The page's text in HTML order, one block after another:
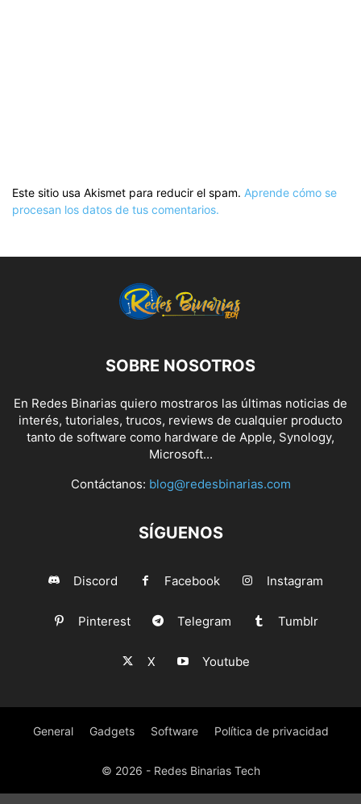
Este sitio usa Akismet para reducir el spam. Aprende cómo se
procesan los datos de tus comentarios.
SOBRE NOSOTROS
En Redes Binarias quiero mostraros las últimas noticias de
interés, tutoriales, trucos, reviews de cualquier producto
tanto de software como hardware de Apple, Synology,
Microsoft...
Contáctanos: blog@redesbinarias.com
SÍGUENOS
Discord Facebook Instagram
Pinterest Telegram Tumblr
X Youtube
General Gadgets Software Política de privacidad
© 2026 - Redes Binarias Tech